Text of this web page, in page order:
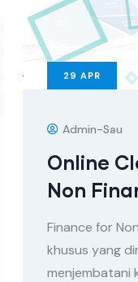
29 APR
Admin-Sau
Online
Non
Finance for
khusus yang
menjembatani